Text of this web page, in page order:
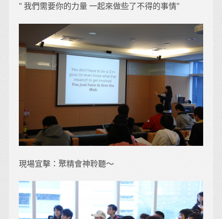
" 我們需要你的力量 一起來做些了不得的事情"
現場宜擊：聚精會神聆聽～